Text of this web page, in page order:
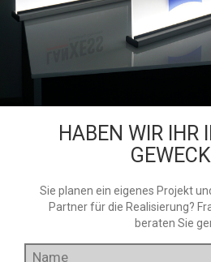
HABEN WIR IHR
Sie planen ein eigenes Projekt
Partner für die Realisierung?
beraten Sie